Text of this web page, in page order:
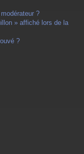
?
» affiché lors de la
?